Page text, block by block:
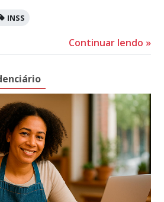
INSS
Continuar lendo »